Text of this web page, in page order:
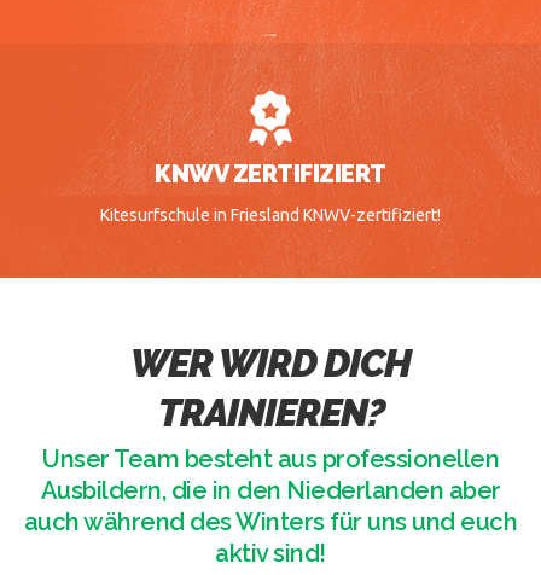
KNWV ZERTIFIZIERT
Kitesurfschule in Friesland KNWV-zertifiziert!
WER WIRD DICH
TRAINIEREN?
Unser Team besteht aus professionellen
Ausbildern, die in den Niederlanden aber
auch während des Winters für uns und euch
aktiv sind!